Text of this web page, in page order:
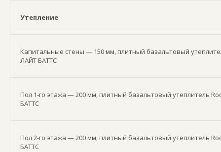
Утепление
Капитальные стены — 150 мм, плитный базальтовый
ЛАЙТ БАТТС
Пол 1-го этажа — 200 мм, плитный базальтовый утеплитель
БАТТС
Пол 2-го этажа — 200 мм, плитный базальтовый утеплитель
БАТТС